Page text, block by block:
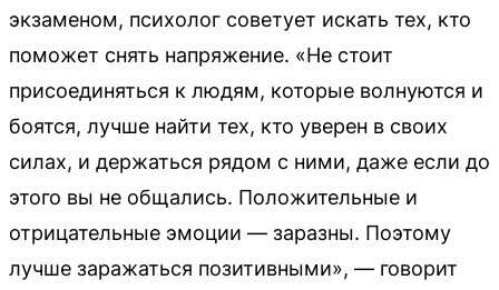
экзаменом, психолог советует искать тех, кто
поможет снять напряжение. «Не стоит
присоединяться к людям, которые волнуются и
боятся, лучше найти тех, кто уверен в своих
силах, и держаться рядом с ними, даже если до
этого вы не общались. Положительные и
отрицательные эмоции — заразны. Поэтому
лучше заражаться позитивными», — говорит